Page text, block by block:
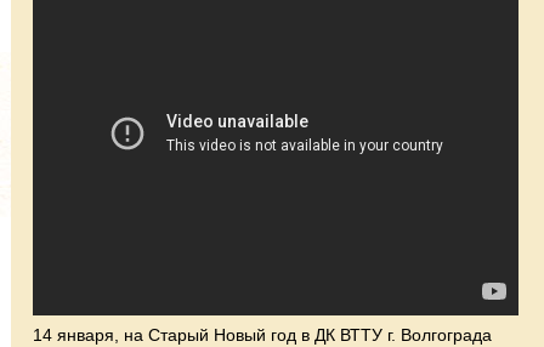
14 января, на Старый Новый год в ДК ВТТУ г. Волгограда